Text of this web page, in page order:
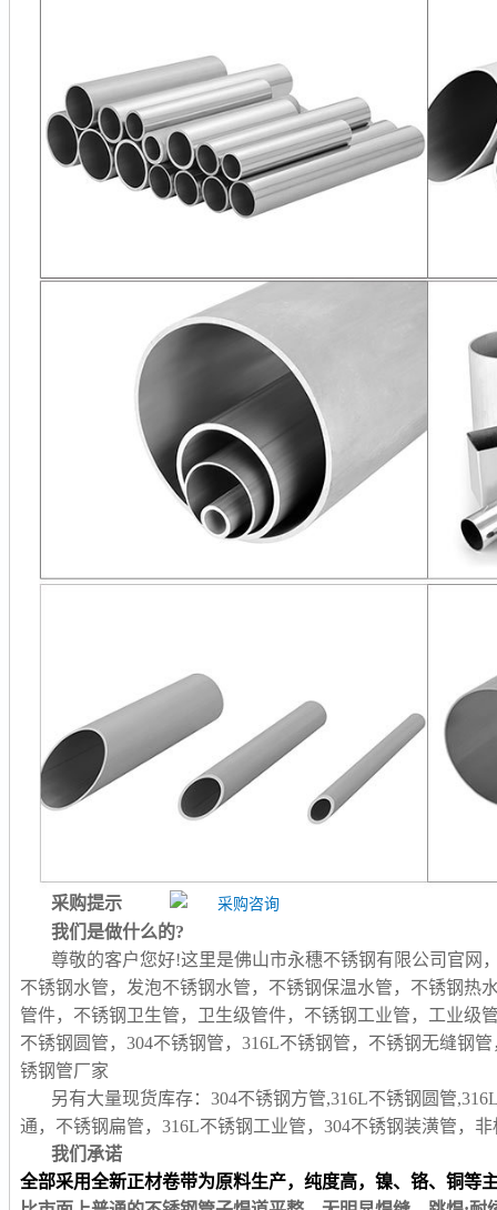
采购提示
我们是做什么的?
尊敬的客户您好!这里是佛山市永穗不锈钢有限公司官网
不锈钢水管，发泡不锈钢水管，不锈钢保温水管，不锈钢热
管件，不锈钢卫生管，卫生级管件，不锈钢工业管，工业级
不锈钢圆管，304不锈钢管，316L不锈钢管，不锈钢无缝钢
锈钢管厂家
另有大量现货库存：304不锈钢方管,316L不锈钢圆管
通，不锈钢扁管，316L不锈钢工业管，304不锈钢装潢管，
我们承诺
全部采用全新正材卷带为原料生产，纯度高，镍、铬、铜等